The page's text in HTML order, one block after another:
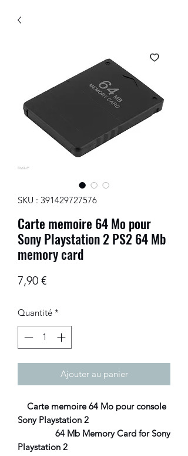
SKU : 391429727576
Carte memoire 64 Mo pour
Sony Playstation 2 PS2 64 Mb
memory card
7,90 €Prix
Quantité *
Ajouter au panier
Carte memoire 64 Mo pour console
Sony Playstation 2
64 Mb Memory Card for Sony
Playstation 2